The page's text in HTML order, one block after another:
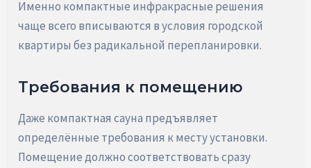
Именно компактные инфракрасные решения
чаще всего вписываются в условия городской
квартиры без радикальной перепланировки.
Требования к помещению
Даже компактная сауна предъявляет
определённые требования к месту установки.
Помещение должно соответствовать сразу